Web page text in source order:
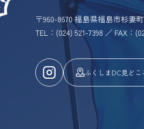
〒960-8670 福島県福島市杉妻
TEL：(024) 521-7398 ／ FAX：
ふくしまDC見どこ